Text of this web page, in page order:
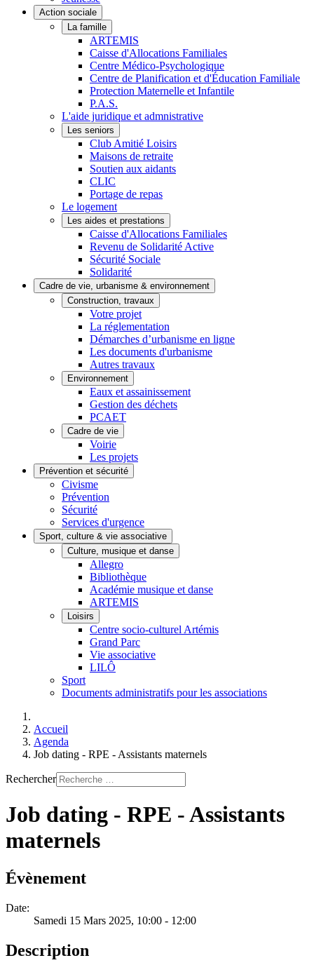
Action sociale
La famille
ARTEMIS
Caisse d'Allocations Familiales
Centre Médico-Psychologique
Centre de Planification et d'Éducation Familiale
Protection Maternelle et Infantile
P.A.S.
L'aide juridique et admnistrative
Les seniors
Club Amitié Loisirs
Maisons de retraite
Soutien aux aidants
CLIC
Portage de repas
Le logement
Les aides et prestations
Caisse d'Allocations Familiales
Revenu de Solidarité Active
Sécurité Sociale
Solidarité
Cadre de vie, urbanisme & environnement
Construction, travaux
Votre projet
La réglementation
Démarches d’urbanisme en ligne
Les documents d'urbanisme
Autres travaux
Environnement
Eaux et assainissement
Gestion des déchets
PCAET
Cadre de vie
Voirie
Les projets
Prévention et sécurité
Civisme
Prévention
Sécurité
Services d'urgence
Sport, culture & vie associative
Culture, musique et danse
Allegro
Bibliothèque
Académie musique et danse
ARTEMIS
Loisirs
Centre socio-culturel Artémis
Grand Parc
Vie associative
LILÔ
Sport
Documents administratifs pour les associations
Accueil
Agenda
Job dating - RPE - Assistants maternels
Rechercher
Job dating - RPE - Assistants
maternels
Évènement
Date:
Samedi 15 Mars 2025, 10:00 - 12:00
Description